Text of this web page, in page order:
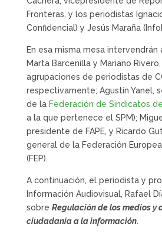
Fronteras, y los periodistas
Confidencial) y Jesús Maraña
En esa misma mesa intervendrán
Marta Barcenilla y Mariano
agrupaciones de periodistas de
respectivamente; Agustín Yanel,
de la Federación de Sindicatos
a la que pertenece el SPM);
presidente de FAPE, y Ricardo
general de la Federación
(FEP).
A continuación, el periodista y
Información Audiovisual, Rafael
sobre Regulación de los medios y
ciudadanía a la información.